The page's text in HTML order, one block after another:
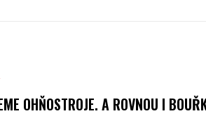
OHŇOSTROJE. A ROVNOU I